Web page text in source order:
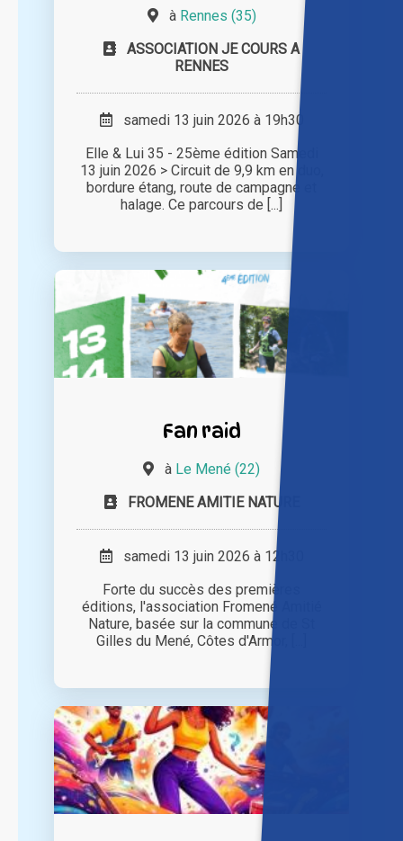
à Rennes (35)
ASSOCIATION JE COURS A
RENNES
samedi 13 juin 2026 à 19h30
Elle & Lui 35 - 25ème édition Samedi
13 juin 2026 > Circuit de 9,9 km en duo,
bordure étang, route de campagne et
halage. Ce parcours de [...]
Fan raid
à Le Mené (22)
FROMENE AMITIE NATURE
samedi 13 juin 2026 à 12h30
Forte du succès des premières
éditions, l'association Fromené Amitié
Nature, basée sur la commune de St
Gilles du Mené, Côtes d'Armor, [...]